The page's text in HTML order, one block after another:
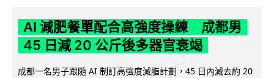
AI 減肥餐單配合高強度操練 成都男
45 日減 20 公斤後多器官衰竭
成都一名男子跟隨 AI 制訂高強度減脂計劃，45 日內減去約 20